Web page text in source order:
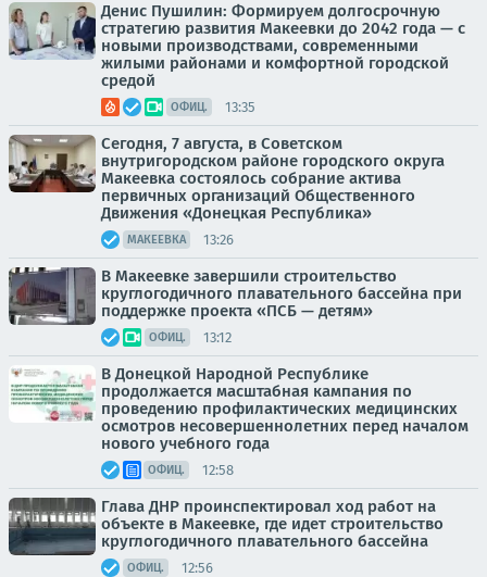
Денис Пушилин: Формируем долгосрочную
стратегию развития Макеевки до 2042 года — с
новыми производствами, современными
жилыми районами и комфортной городской
средой
ОФИЦ. 13:35
Сегодня, 7 августа, в Советском
внутригородском районе городского округа
Макеевка состоялось собрание актива
первичных организаций Общественного
Движения «Донецкая Республика»
МАКЕЕВКА 13:26
В Макеевке завершили строительство
круглогодичного плавательного бассейна при
поддержке проекта «ПСБ — детям»
ОФИЦ. 13:12
В Донецкой Народной Республике
продолжается масштабная кампания по
проведению профилактических медицинских
осмотров несовершеннолетних перед началом
нового учебного года
ОФИЦ. 12:58
Глава ДНР проинспектировал ход работ на
объекте в Макеевке, где идет строительство
круглогодичного плавательного бассейна
ОФИЦ. 12:56